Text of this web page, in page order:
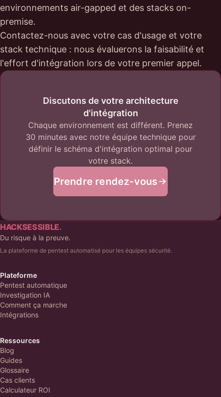
environnements air-gapped et des stacks on-
premise.
Contactez-nous avec votre cas d'usage et votre
stack technique : nous évaluerons la faisabilité et
l'effort d'intégration lors de votre premier appel.
Discutons de votre architecture
d'intégration
Chaque environnement est différent. Prenez
30 minutes avec notre équipe technique pour
définir le schéma d'intégration optimal pour
votre stack.
Prendre rendez-vous
HACKSESSIBLE.
Du risque à la preuve.
La plateforme de pentest automatisé pour les équipes sécurité.
Plateforme
Pentest automatique
Investigation IA
Comment ça marche
Intégrations
Ressources
Blog
Guides
Glossaire
Cas clients
Calculateur ROI